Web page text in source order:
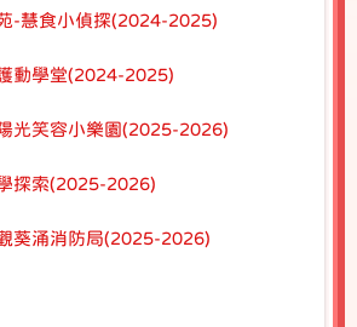
-慧食小偵探(2024-2025)
動學堂(2024-2025)
光笑容小樂園(2025-2026)
探索(2025-2026)
葵涌消防局(2025-2026)